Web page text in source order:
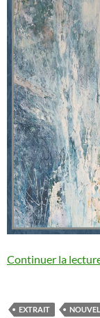
Continuer la
EXTRAIT